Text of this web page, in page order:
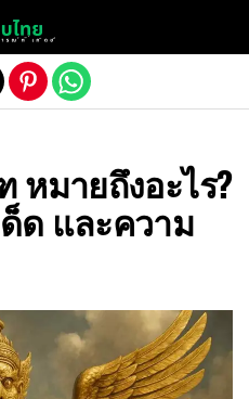
มายถึงอะไร?
ด และความ
version